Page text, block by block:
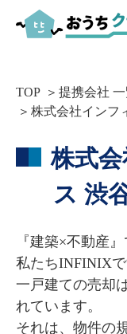
TOP 提携会社
株式会社インフ
株式
ス 渋
『建築×不動産
私たちINFINIXで
一戸建ての売却
れています。
それは、物件の